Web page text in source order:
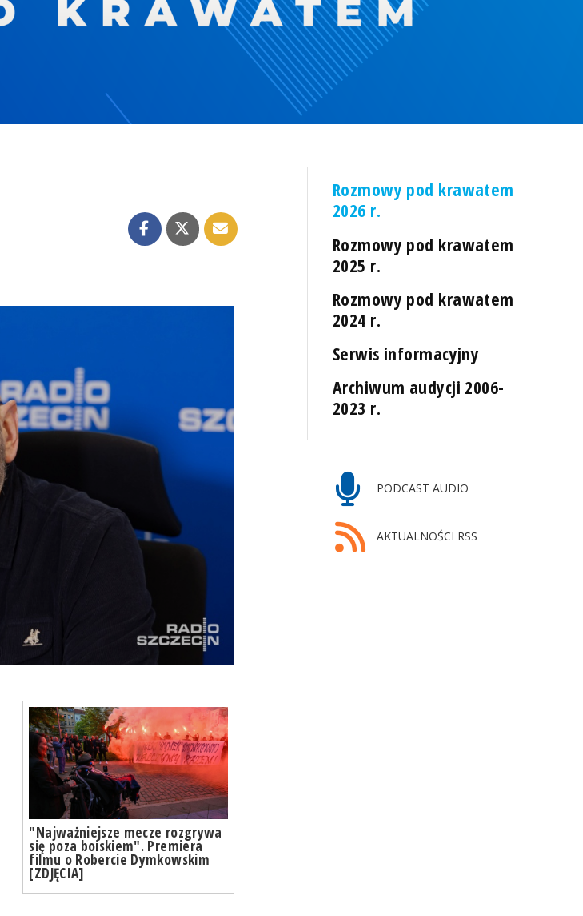
"Najważniejsze mecze rozgrywa
się poza boiskiem". Premiera
filmu o Robercie Dymkowskim
[ZDJĘCIA]
Rozmowy pod krawatem
2026 r.
Rozmowy pod krawatem
2025 r.
Rozmowy pod krawatem
2024 r.
Serwis informacyjny
Archiwum audycji 2006-
2023 r.
PODCAST AUDIO
AKTUALNOŚCI RSS